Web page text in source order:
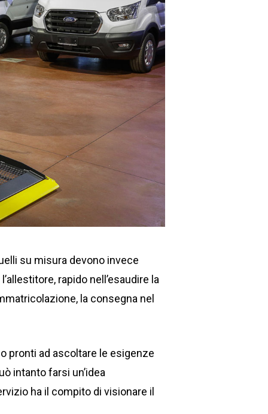
su misura devono invece
rapido nell’esaudire la
la consegna nel
pronti ad ascoltare le esigenze
intanto farsi un’idea
ha il compito di visionare il